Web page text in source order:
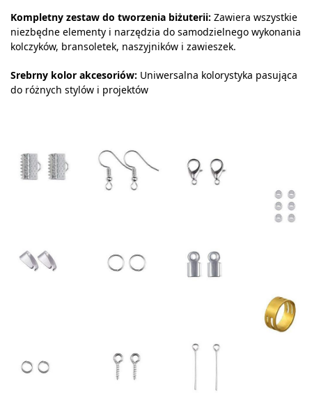
Kompletny zestaw do tworzenia biżuterii: Zawiera wszystkie
niezbędne elementy i narzędzia do samodzielnego wykonania
kolczyków, bransoletek, naszyjników i zawieszek.
Srebrny kolor akcesoriów: Uniwersalna kolorystyka pasująca
do różnych stylów i projektów